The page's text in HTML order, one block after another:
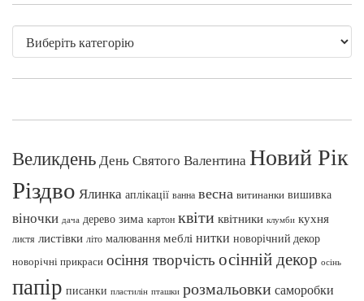
ВеликденьДень Святого ВалентинаНовий Рік
Різдво Ялинка аплікації ванна весна витинанки вишивка
віночки дача дерево зима картон квіти квітники клумби кухня
листя листівки літо малювання меблі нитки новорічний декор
новорічні прикраси осіння творчість осінній декор осінь
папір писанки пластилін пташки розмальовки саморобки